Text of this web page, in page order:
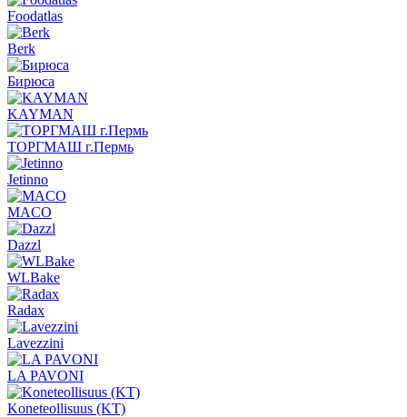
Foodatlas
Berk
Бирюса
KAYMAN
ТОРГМАШ г.Пермь
Jetinno
MACO
Dazzl
WLBake
Radax
Lavezzini
LA PAVONI
Koneteollisuus (KT)